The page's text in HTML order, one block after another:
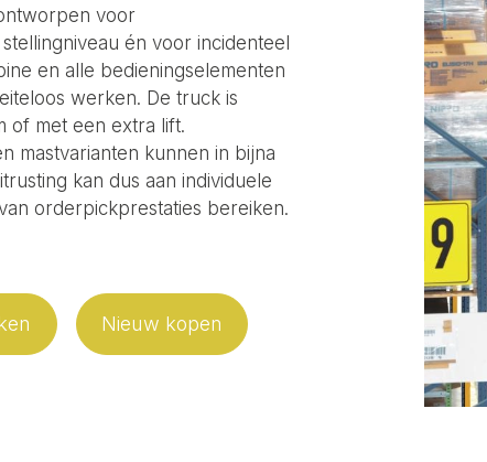
voor
én voor incidenteel
en alle bedieningselementen
werken. De truck is
of met een extra lift.
mastvarianten kunnen in bijna
kan dus aan individuele
orderpickprestaties bereiken.
Nieuw kopen